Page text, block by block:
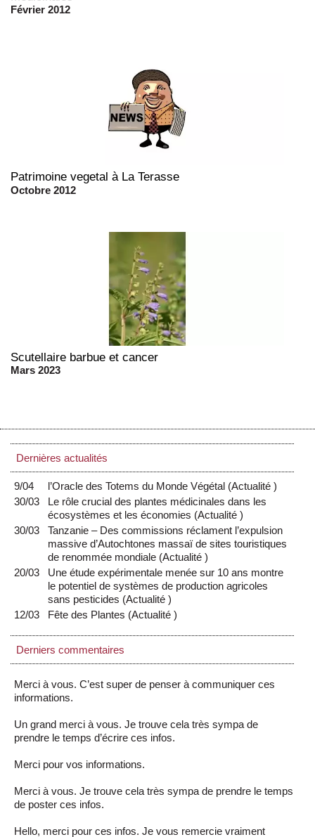
Février 2012
Patrimoine vegetal à La Terasse
Octobre 2012
Scutellaire barbue et cancer
Mars 2023
Dernières actualités
9/04 l’Oracle des Totems du Monde Végétal (Actualité)
30/03
Le rôle crucial des plantes médicinales dans les
écosystèmes et les économies (Actualité)
30/03
Tanzanie – Des commissions réclament l’expulsion
massive d’Autochtones massaï de sites touristiques
de renommée mondiale (Actualité)
20/03
Une étude expérimentale menée sur 10 ans montre
le potentiel de systèmes de production agricoles
sans pesticides (Actualité)
12/03
Fête des Plantes (Actualité)
Derniers commentaires
Merci à vous. C’est super de penser à communiquer ces
informations.
Un grand merci à vous. Je trouve cela très sympa de
prendre le temps d’écrire ces infos.
Merci pour vos informations.
Merci à vous. Je trouve cela très sympa de prendre le temps
de poster ces infos.
Hello, merci pour ces infos. Je vous remercie vraiment